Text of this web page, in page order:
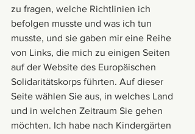
zu fragen, welche Richtlinien ich
befolgen musste und was ich tun
musste, und sie gaben mir eine Reihe
von Links, die mich zu einigen Seiten
auf der Website des Europäischen
Solidaritätskorps führten. Auf dieser
Seite wählen Sie aus, in welches Land
und in welchen Zeitraum Sie gehen
möchten. Ich habe nach Kindergärten